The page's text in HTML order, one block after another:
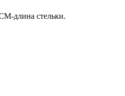
длина стельки.